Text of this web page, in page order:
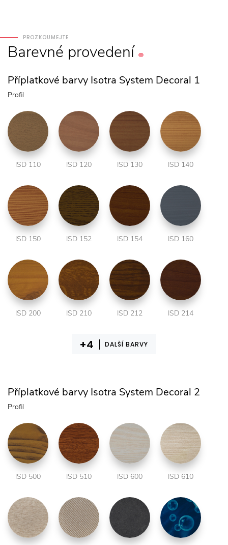
PROZKOUMEJTE
Barevné provedení
Příplatkové barvy Isotra System Decoral 1
Profil
ISD 110 ISD 120 ISD 130 ISD 140
ISD 150 ISD 152 ISD 154 ISD 160
ISD 200 ISD 210 ISD 212 ISD 214
DALŠÍ BARVY
Příplatkové barvy Isotra System Decoral 2
Profil
ISD 500 ISD 510 ISD 600 ISD 610